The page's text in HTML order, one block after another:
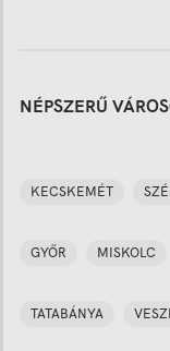
NÉPSZERŰ
KECSKEMÉT
GYŐR MISKOLC
TATABÁNYA